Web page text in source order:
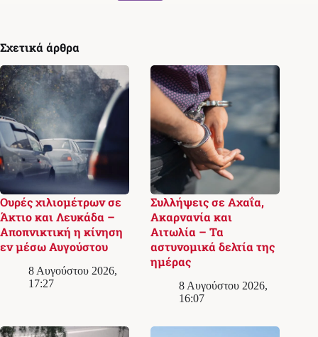
Σχετικά άρθρα
Ουρές χιλιομέτρων σε
Άκτιο και Λευκάδα –
Αποπνικτική η κίνηση
εν μέσω Αυγούστου
8 Αυγούστου 2026,
17:27
Συλλήψεις σε Αχαΐα,
Ακαρνανία και
Αιτωλία – Τα
αστυνομικά δελτία της
ημέρας
8 Αυγούστου 2026,
16:07